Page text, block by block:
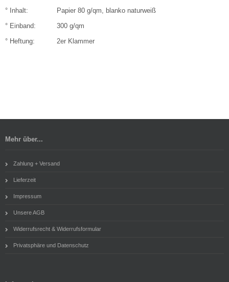
° Inhalt:
Papier 80 g/qm, blanko naturweiß
° Einband:
300 g/qm
° Heftung:
2er Klammer
Mehr über...
Zahlung + Versand
Lieferzeit
Impressum
Unsere AGB
Widerrufsrecht & Widerrufsformular
Privatsphäre und Datenschutz